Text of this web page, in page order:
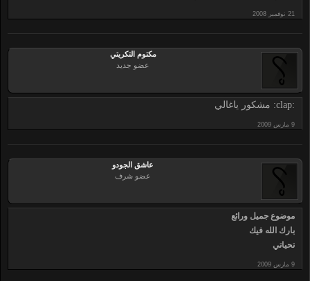
مكتوم التكريتي
عضو جديد
:clap: مشكور ياغالي
عاشق الجودو
عضو شرف
موضوع جميل ورائع
بارك الله فيك
تحياتي